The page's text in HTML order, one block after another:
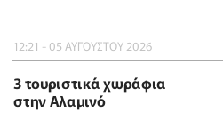
12:21 - 05 ΑΥΓΟΥΣΤΟΥ 2026
3 τουριστικά χωράφια
στην Αλαμινό